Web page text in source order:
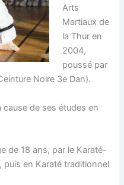
Arts
Martiaux de
la Thur en
2004,
poussé par
Noire 3e Dan).
cause de ses études en
de 18 ans, par le Karaté-
en Karaté traditionnel